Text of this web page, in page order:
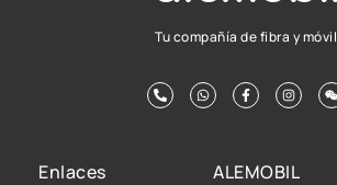
Tu compañía de fibra y móvil
Enlaces ALEMOBIL